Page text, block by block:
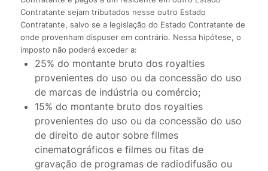
Contratante sejam tributados nesse outro Estado
Contratante, salvo se a legislação do Estado Contratante de
onde provenham dispuser em contrário. Nessa hipótese, o
imposto não poderá exceder a:
25% do montante bruto dos royalties
provenientes do uso ou da concessão do uso
de marcas de indústria ou comércio;
15% do montante bruto dos royalties
provenientes do uso ou da concessão do uso
de direito de autor sobre filmes
cinematográficos e filmes ou fitas de
gravação de programas de radiodifusão ou